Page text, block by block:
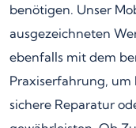
benötigen. Unser
ausgezeichneten
ebenfalls mit dem
Praxiserfahrung,
sichere Reparatur